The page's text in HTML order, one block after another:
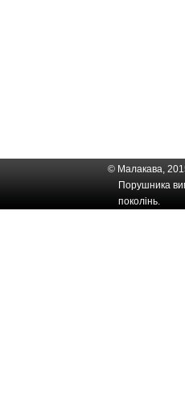
© Малакава,
Порушника
поколінь.